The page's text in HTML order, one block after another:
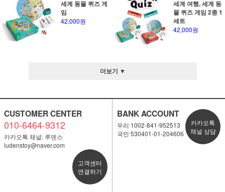
세계 동물 퀴즈 게
임
42,000원
세계 여행, 세계 동
물 퀴즈 게임 2종 1
세트
42,000원
더보기 ▼
CUSTOMER CENTER
010-6464-9312
카카오톡 채널: 루덴스
ludenstoy@naver.com
고객센터
연결하기
BANK ACCOUNT
우리 1002-841-952513
국민 530401-01-204606
카카오톡
채널 상담